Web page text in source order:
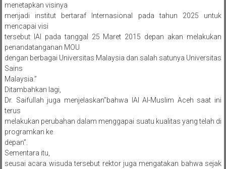
menetapkan visinya
menjadi institut bertaraf Internasional pada tahun 2025 untuk
mencapai visi
tersebut IAI pada tanggal 25 Maret 2015 depan akan melakukan
penandatanganan MOU
dengan berbagai Universitas Malaysia dan salah satunya Universitas
Sains
Malaysia.”
Ditambahkan lagi,
Dr. Saifullah juga menjelaskan”bahwa IAI Al-Muslim Aceh saat ini
terus
melakukan perubahan dalam menggapai suatu kualitas yang telah di
programkan ke
depan”.
Sementara itu,
seusai acara wisuda tersebut rektor juga mengatakan bahwa sejak